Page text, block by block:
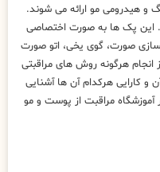
و هیدرومی مو ارائه می شوند.
این پک ها به صورت اختصاصی
صورت، گوی یخی، اتو صورت
هرگونه روش های مراقبتی
و کارایی هرکدام آن ها آشنایی
مراقبت از پوست و مو